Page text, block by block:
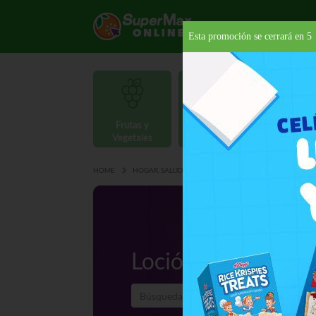
Carnes y
Mariscos
HOME HOGAR, SALUD Y BELLEZA
Loción
Esta promoción se cerrará en 5